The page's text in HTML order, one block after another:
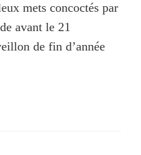
mets concoctés par
avant le 21
de fin d’année